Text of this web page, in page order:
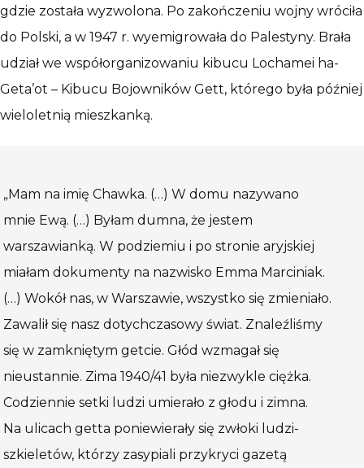
gdzie została wyzwolona. Po zakończeniu wojny wróciła
do Polski, a w 1947 r. wyemigrowała do Palestyny. Brała
udział we współorganizowaniu kibucu Lochamei ha-
Geta’ot – Kibucu Bojowników Gett, którego była później
wieloletnią mieszkanką.
„Mam na imię Chawka. (…) W domu nazywano
mnie Ewą. (…) Byłam dumna, że jestem
warszawianką. W podziemiu i po stronie aryjskiej
miałam dokumenty na nazwisko Emma Marciniak.
(…) Wokół nas, w Warszawie, wszystko się zmieniało.
Zawalił się nasz dotychczasowy świat. Znaleźliśmy
się w zamkniętym getcie. Głód wzmagał się
nieustannie. Zima 1940/41 była niezwykle ciężka.
Codziennie setki ludzi umierało z głodu i zimna.
Na ulicach getta poniewierały się zwłoki ludzi-
szkieletów, którzy zasypiali przykryci gazetą